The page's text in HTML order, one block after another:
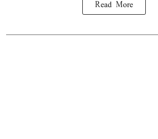
Read More